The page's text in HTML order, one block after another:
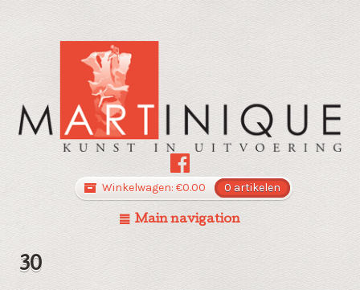
Winkelwagen: €0.00 0 artikelen
Main navigation
30